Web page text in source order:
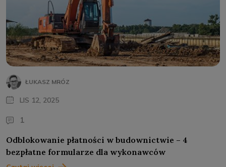
ŁUKASZ MRÓZ
LIS 12, 2025
1
Odblokowanie płatności w budownictwie – 4
bezpłatne formularze dla wykonawców